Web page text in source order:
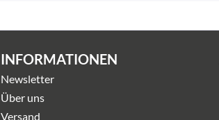
INFORMATIONEN
Newsletter
Über uns
Versand